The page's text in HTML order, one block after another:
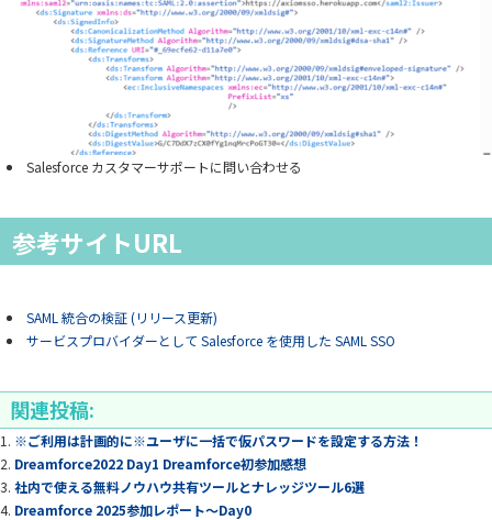
Salesforce カスタマーサポートに問い合わせる
参考サイトURL
SAML 統合の検証 (リリース更新)
サービスプロバイダーとして Salesforce を使用した SAML SSO
関連投稿:
※ご利用は計画的に※ユーザに一括で仮パスワードを設定する方法！
Dreamforce2022 Day1 Dreamforce初参加感想
社内で使える無料ノウハウ共有ツールとナレッジツール6選
Dreamforce 2025参加レポート～Day0